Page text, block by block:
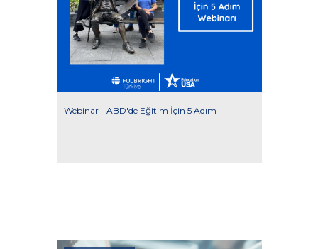
Webinar - ABD'de Eğitim İçin 5 Adım